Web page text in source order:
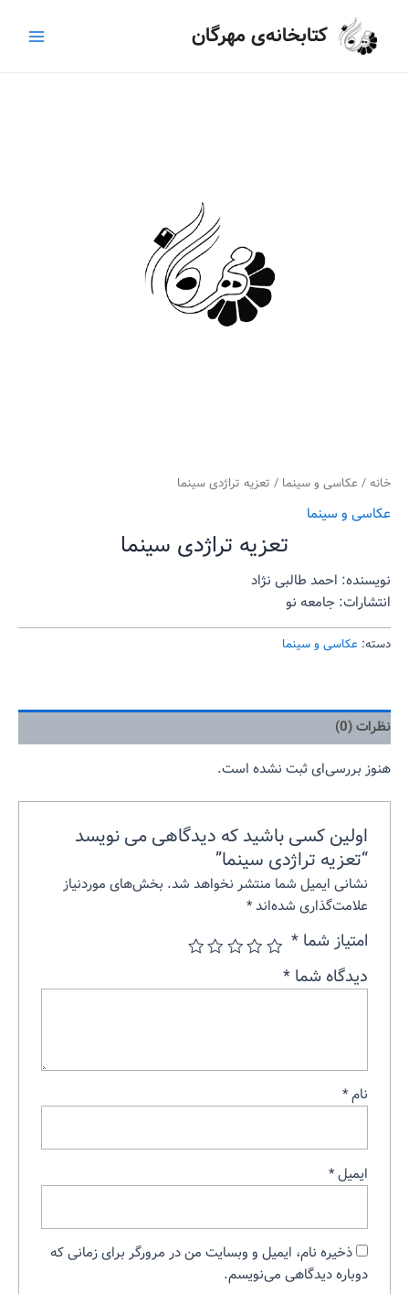
کتابخانه‌ی مهرگان
Menu
خانه/ عکاسی و سینما / تعزیه تراژدی سینما
عکاسی و سینما
تعزیه تراژدی سینما
نویسنده: احمد طالبی نژاد
انتشارات: جامعه نو
دسته: عکاسی و سینما
نظرات (0)
هنوز بررسی‌ای ثبت نشده است.
اولین کسی باشید که دیدگاهی می نویسد
“تعزیه تراژدی سینما”
نشانی ایمیل شما منتشر نخواهد شد. بخش‌های موردنیاز
علامت‌گذاری شده‌اند*
امتیاز شما*
دیدگاه شما*
نام*
ایمیل*
ذخیره نام، ایمیل و وبسایت من در مرورگر برای زمانی که
دوباره دیدگاهی می‌نویسم.